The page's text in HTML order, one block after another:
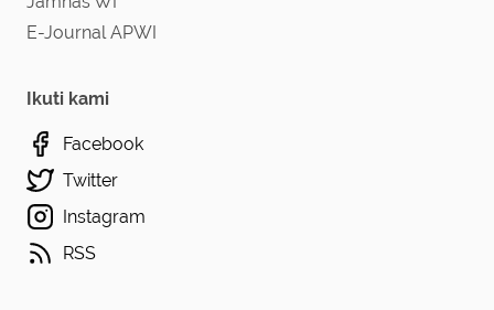
E-Journal APWI
Ikuti kami
Facebook
Twitter
Instagram
RSS